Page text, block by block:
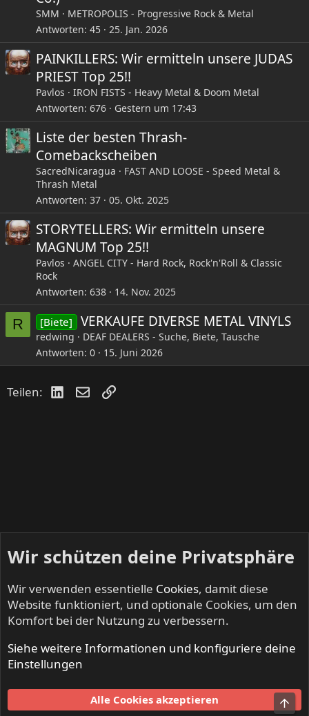
"Well, When Dream And Day Unite" is not my favorite
Dream Theater album, but thinking about that chapter of
our career I surely have so many great memories. It was
so exciting to be making our first record, and we went off
to Kajem/Victory Studios in Pennsylvania, where
Queensryche had just done "Operation: Mindcrime", and
we were all huge fans of that album, so it was exciting to
be in that same studio that they were just in. In any case,
we made it quick, and the whole thing was done in like
three weeks, including the mix, so it was kind of low
budget, but a good learning experience, and still some
good moments in some of these songs. I still love the
closing track 'Only A Matter of Time', so there you go, this
is where it all began."(Mike Portnoy)
- YouTube
Auf YouTube findest du die angesagtesten Videos und
Tracks. Außerdem kannst du eigene Inhalte hochladen
und mit Freunden oder gleich der ganzen Welt teilen.
www.youtube.com
SMM
METROPOLIS - Progressive Rock & Metal
Antworten 45 25. Jan. 2026
PAINKILLERS: Wir ermitteln unsere JUDAS
PRIEST Top 25!!
Pavlos
IRON FISTS - Heavy Metal & Doom Metal
Antworten 676 Gestern um 17:43
Liste der besten Thrash-
Comebackscheiben
SacredNicaragua
FAST AND LOOSE - Speed Metal &
Thrash Metal
Antworten 37 05. Okt. 2025
STORYTELLERS: Wir ermitteln unsere
MAGNUM Top 25!!
Pavlos
ANGEL CITY - Hard Rock, Rock'n'Roll & Classic
Rock
Antworten 638 14. Nov. 2025
R [Biete] VERKAUFE DIVERSE METAL VINYLS
redwing
DEAF DEALERS - Suche, Biete, Tausche
Antworten 0 15. Juni 2026
Teilen: LinkedIn
E-MailLink
METROPOLIS - Progressive Rock & Metal
Nutzungsbedingungen
Datenschutz
Wir schützen deine Privatsphäre
Wir verwenden essentielle Cookies, damit diese
Website funktioniert, und optionale Cookies, um den
Komfort bei der Nutzung zu verbessern.
Siehe weitere Informationen und konfiguriere deine
Einstellungen
Alle Cookies akzeptieren